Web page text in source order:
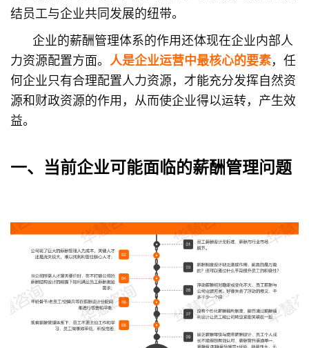
结员工与企业共同发展的纽带。
企业的薪酬管理体系的作用还体现在企业内部 人
力资源配置方面。 人是企业运营中最核心的要素，任
何企业只有合理配置人力资源，才能充分发挥自然资
源和财政资源的作用，从而使企业得以运转，产生效
益。
一、当前企业可能面临的薪酬管理问题